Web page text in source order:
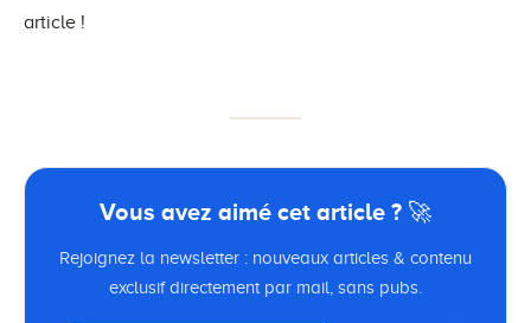
article !
Vous avez aimé cet article ? 🚀
Rejoignez la newsletter : nouveaux articles & contenu
exclusif directement par mail, sans pubs.